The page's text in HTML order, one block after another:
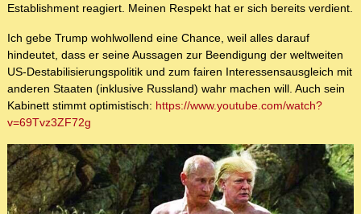
Establishment reagiert. Meinen Respekt hat er sich bereits verdient.
Ich gebe Trump wohlwollend eine Chance, weil alles darauf
hindeutet, dass er seine Aussagen zur Beendigung der weltweiten
US-Destabilisierungspolitik und zum fairen Interessensausgleich mit
anderen Staaten (inklusive Russland) wahr machen will. Auch sein
Kabinett stimmt optimistisch: https://www.youtube.com/watch?
v=69Tvz3ZF72g